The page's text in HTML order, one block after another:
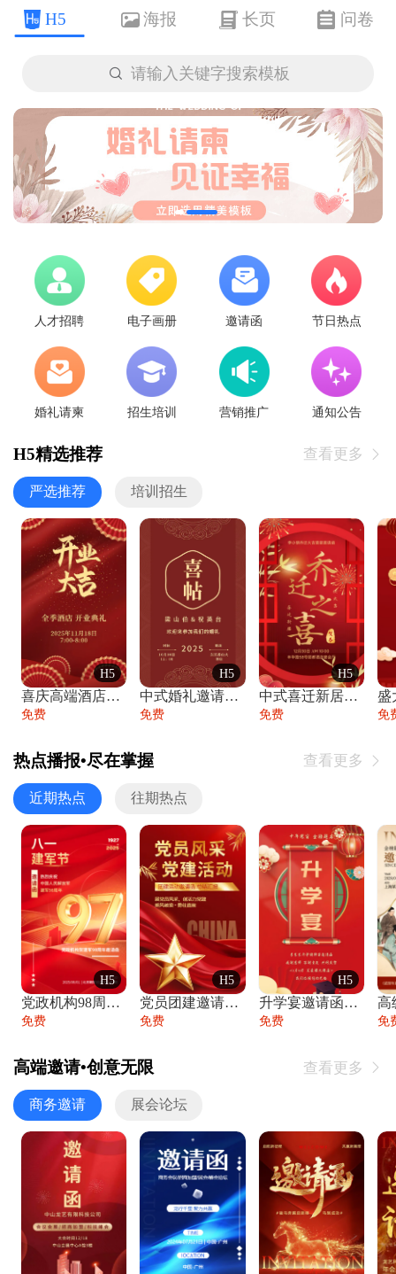
H5 海报 长页 问卷
 请输入关键字搜索模板
人才招聘 电子画册 邀请函 节日热点
婚礼请柬 招生培训 营销推广 通知公告
H5精选推荐 查看更多 
严选推荐 培训招生
H5
喜庆高端酒店开业大吉邀请函
免费
H5
中式婚礼邀请函中国风传统复古婚礼请柬请帖
免费
H5
中式喜迁新居乔迁之喜邀请函宴会请帖
免费 免
热点播报•尽在掌握 查看更多 
近期热点 往期热点
H5
党政机构98周年八一建军节庆祝晚会活动邀
免费
H5
党员团建邀请函党建活动风采党会工作汇报总
免费
H5
升学宴邀请函喜报金榜题名高端谢师宴邀请函
免费 免
高端邀请•创意无限 查看更多 
商务邀请 展会论坛